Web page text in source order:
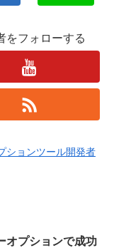
をフォローする
ションツール開発者
オプションで成功